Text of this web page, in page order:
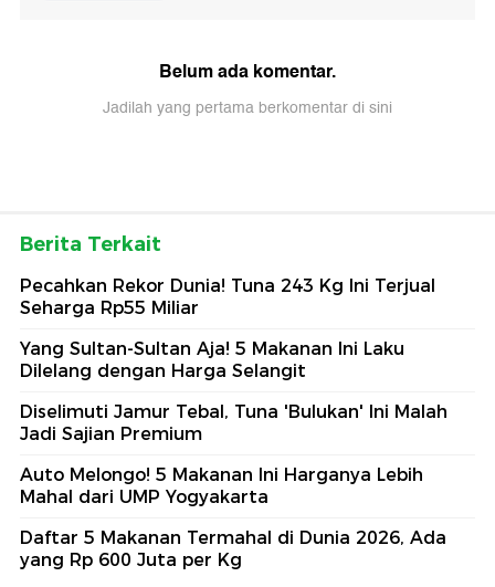
Belum ada komentar.
Jadilah yang pertama berkomentar di sini
Berita Terkait
Pecahkan Rekor Dunia! Tuna 243 Kg Ini Terjual
Seharga Rp55 Miliar
Yang Sultan-Sultan Aja! 5 Makanan Ini Laku
Dilelang dengan Harga Selangit
Diselimuti Jamur Tebal, Tuna 'Bulukan' Ini Malah
Jadi Sajian Premium
Auto Melongo! 5 Makanan Ini Harganya Lebih
Mahal dari UMP Yogyakarta
Daftar 5 Makanan Termahal di Dunia 2026, Ada
yang Rp 600 Juta per Kg